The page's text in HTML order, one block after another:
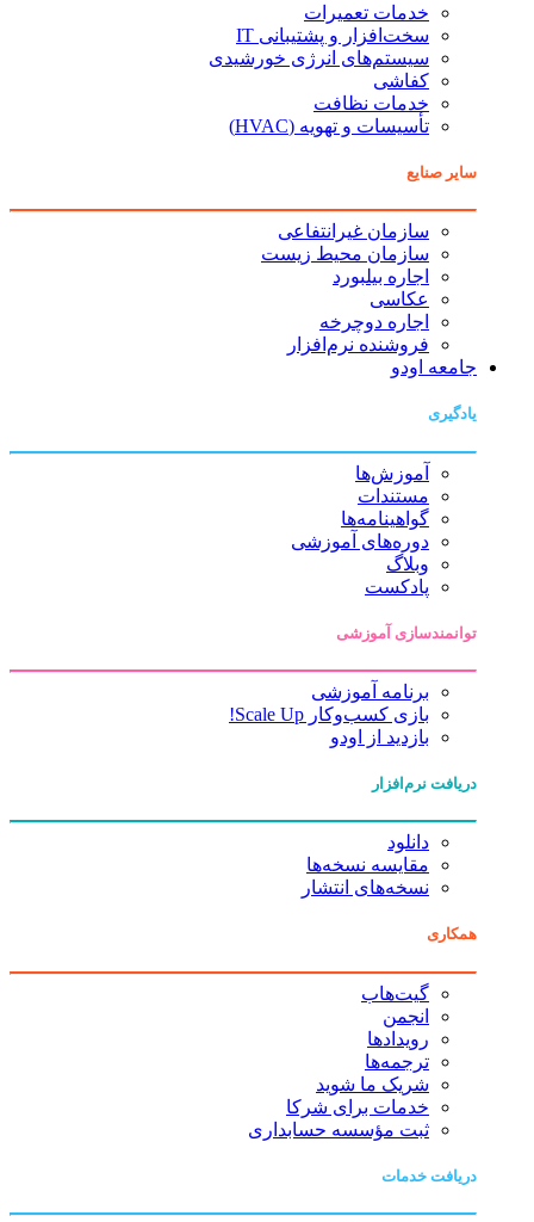
خدمات تعمیرات
سخت‌افزار و پشتیبانی IT
سیستم‌های انرژی خورشیدی
کفاشی
خدمات نظافت
تأسیسات و تهویه (HVAC)
سایر صنایع
سازمان غیرانتفاعی
سازمان محیط زیست
اجاره بیلبورد
عکاسی
اجاره دوچرخه
فروشنده نرم‌افزار
جامعه اودو
یادگیری
آموزش‌ها
مستندات
گواهینامه‌ها
دوره‌های آموزشی
وبلاگ
پادکست
توانمندسازی آموزشی
برنامه آموزشی
بازی کسب‌وکار Scale Up!
بازدید از اودو
دریافت نرم‌افزار
دانلود
مقایسه نسخه‌ها
نسخه‌های انتشار
همکاری
گیت‌هاب
انجمن
رویدادها
ترجمه‌ها
شریک ما شوید
خدمات برای شرکا
ثبت مؤسسه حسابداری
دریافت خدمات